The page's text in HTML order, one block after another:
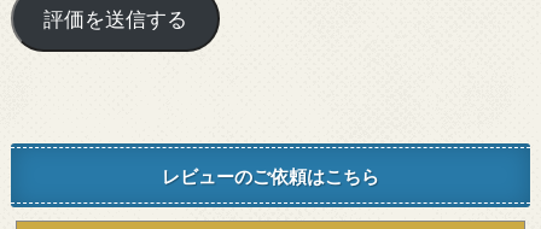
レビューのご依頼はこちら